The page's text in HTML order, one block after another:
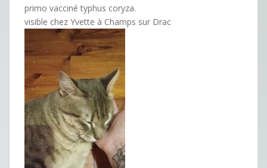
primo vacciné typhus coryza.
visible chez Yvette à Champs sur Drac